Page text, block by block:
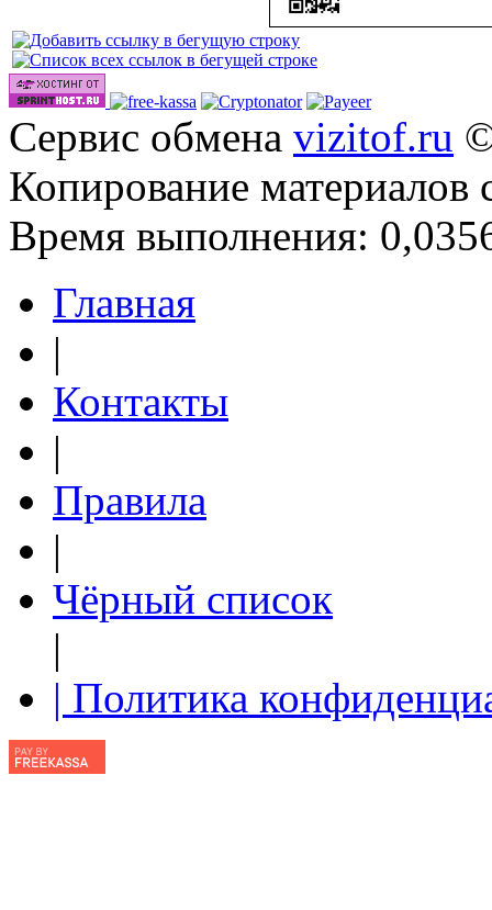
Сервис обмена vizitof.ru
Копирование материалов
Время выполнения:
Главная
|
Контакты
|
Правила
|
Чёрный список
|
| Политика